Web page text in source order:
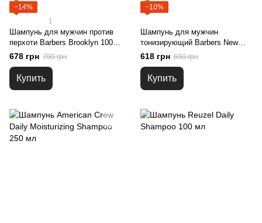
−14%
1
Шампунь для мужчин против
перхоти Barbers Brooklyn 1000
мл
678 грн 790 грн
Купить
−10%
Шампунь для мужчин
тонизирующий Barbers New
York 1000 мл
618 грн 690 грн
Купить